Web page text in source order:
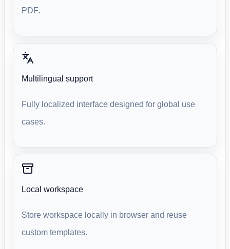
PDF.
Multilingual support
Fully localized interface designed for global use
cases.
Local workspace
Store workspace locally in browser and reuse
custom templates.